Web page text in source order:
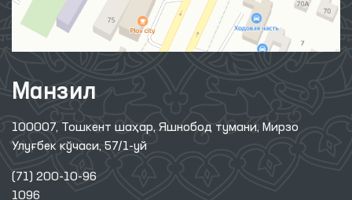
Манзил
100007, Тошкент шаҳар, Яшнобод тумани, Мирзо
Улуғбек кўчаси, 57/1-уй
(71) 200-10-96
1096